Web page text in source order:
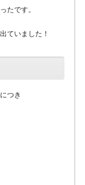
たです。
ていました！
つき